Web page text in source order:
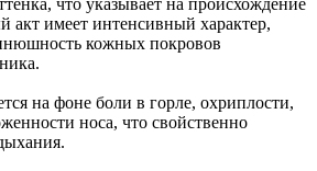
что указывает на происхождение
акт имеет интенсивный характер,
кожных покровов
на фоне боли в горле, охриплости,
носа, что свойственно